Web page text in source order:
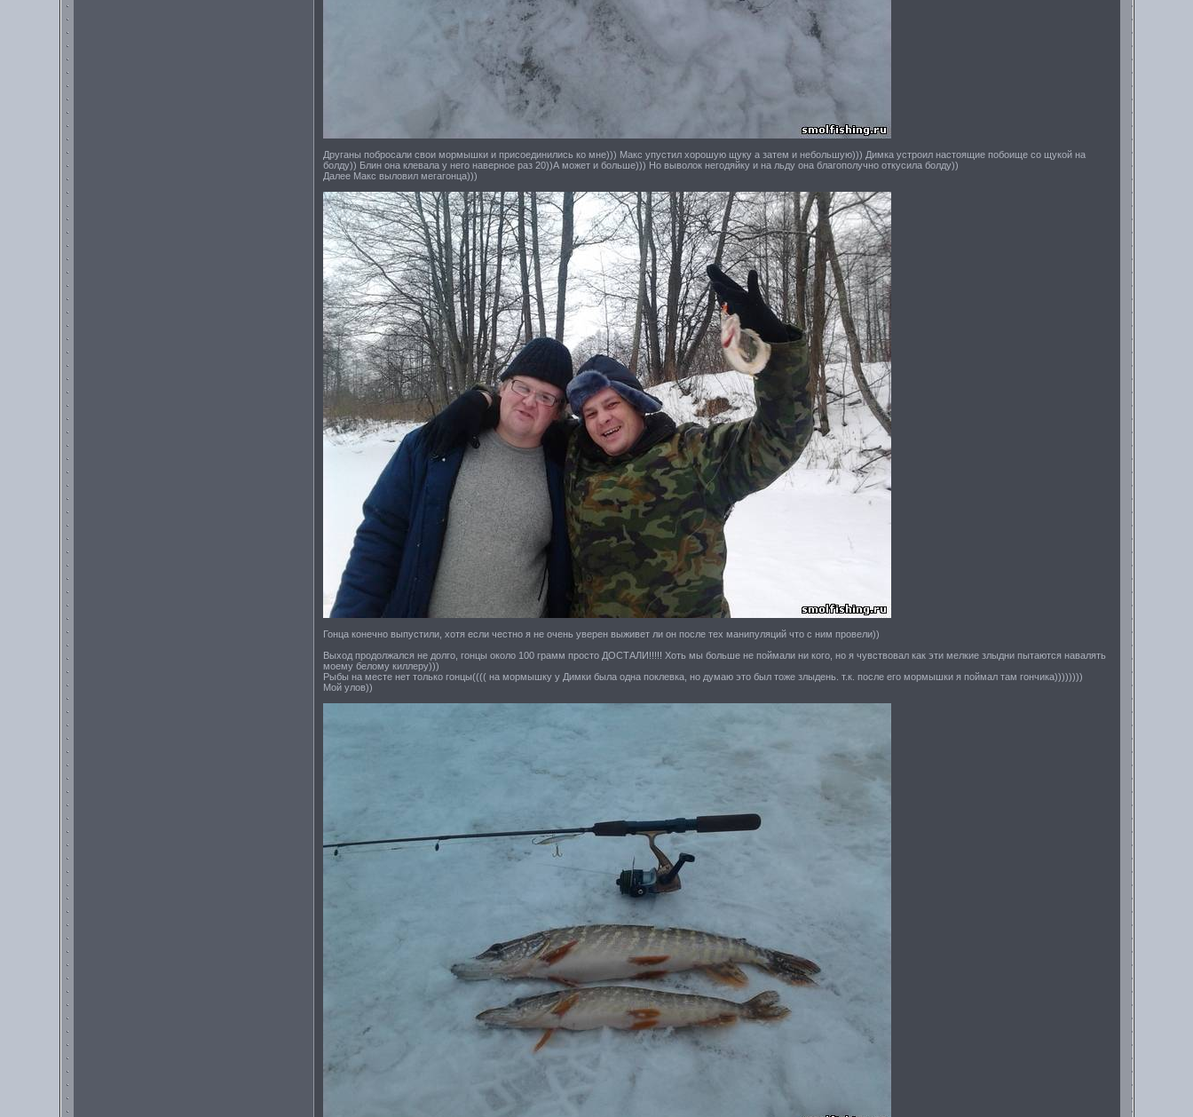
Друганы побросали свои мормышки и присоединились ко мне))) Макс упустил хорошую щуку а затем и небольшую))) Димка устроил настоящие побоище со щукой на
болду)) Блин она клевала у него наверное раз 20))А может и больше))) Но выволок негодяйку и на льду она благополучно откусила болду))
Далее Макс выловил мегагонца)))
Гонца конечно выпустили, хотя если честно я не очень уверен выживет ли он после тех манипуляций что с ним провели))
Выход продолжался не долго, гонцы около 100 грамм просто ДОСТАЛИ!!!!! Хоть мы больше не поймали ни кого, но я чувствовал как эти мелкие злыдни пытаются навалять
моему белому киллеру)))
Рыбы на месте нет только гонцы(((( на мормышку у Димки была одна поклевка, но думаю это был тоже злыдень. т.к. после его мормышки я поймал там гончика))))))))
Мой улов))